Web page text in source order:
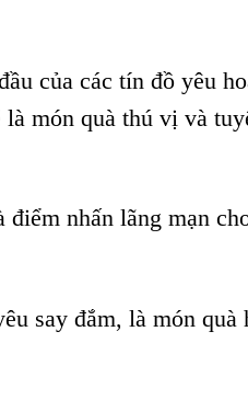
của các tín đồ yêu
là món quà thú vị và
nhấn lãng mạn
say đắm, là món quà